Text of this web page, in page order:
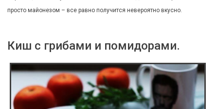
просто майонезом – все равно получится невероятно вкусно.
Киш с грибами и помидорами.